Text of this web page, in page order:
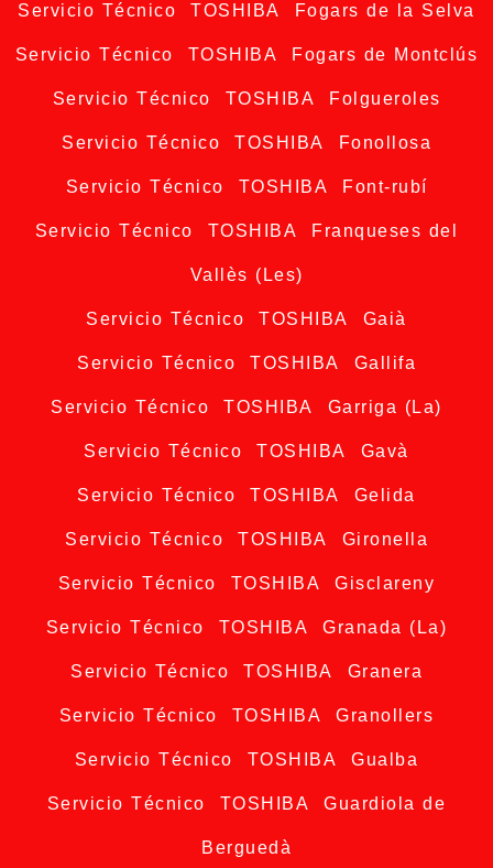
Servicio Técnico TOSHIBA Fogars de la Selva
Servicio Técnico TOSHIBA Fogars de Montclús
Servicio Técnico TOSHIBA Folgueroles
Servicio Técnico TOSHIBA Fonollosa
Servicio Técnico TOSHIBA Font-rubí
Servicio Técnico TOSHIBA Franqueses del
Vallès (Les)
Servicio Técnico TOSHIBA Gaià
Servicio Técnico TOSHIBA Gallifa
Servicio Técnico TOSHIBA Garriga (La)
Servicio Técnico TOSHIBA Gavà
Servicio Técnico TOSHIBA Gelida
Servicio Técnico TOSHIBA Gironella
Servicio Técnico TOSHIBA Gisclareny
Servicio Técnico TOSHIBA Granada (La)
Servicio Técnico TOSHIBA Granera
Servicio Técnico TOSHIBA Granollers
Servicio Técnico TOSHIBA Gualba
Servicio Técnico TOSHIBA Guardiola de
Berguedà